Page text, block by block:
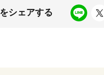
シェアする